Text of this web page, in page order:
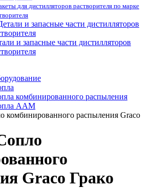
для дистилляторов растворителя по марке
и запасные части дистилляторов
комбинированного распыления
AAM
комбинированного распыления Graco
Graco Грако